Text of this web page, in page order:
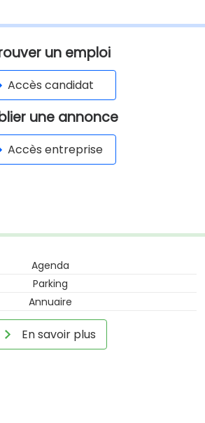
un emploi
Accès candidat
une annonce
Accès entreprise
Agenda
Parking
Annuaire
En savoir plus